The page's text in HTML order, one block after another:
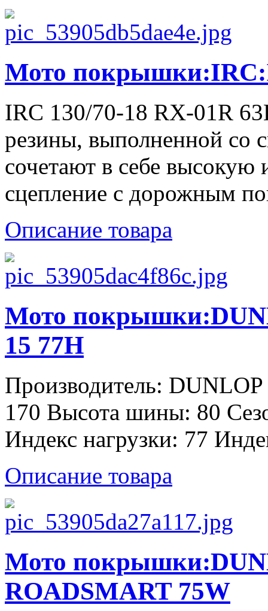
Мото
IRC 130/70-18 RX-01R
резины, выполненной со
сочетают в себе высокую
сцепление с дорожным
Описание товара
Мото
15 77H
Производитель:
170 Высота шины: 80
Индекс нагрузки: 77
Описание товара
Мото
ROADSMART 75W